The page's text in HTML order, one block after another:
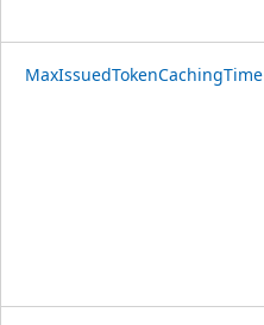
MaxIssuedTokenCachingTime